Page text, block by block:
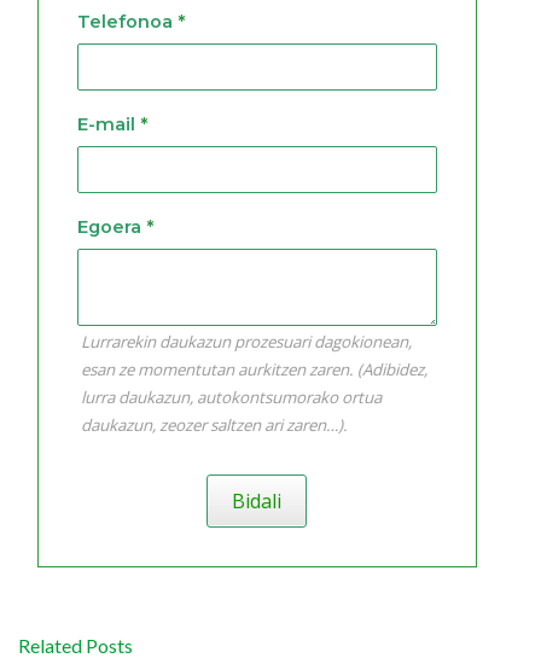
Telefonoa *
E-mail *
Egoera *
Lurrarekin daukazun prozesuari dagokionean,
esan ze momentutan aurkitzen zaren. (Adibidez,
lurra daukazun, autokontsumorako ortua
daukazun, zeozer saltzen ari zaren…).
Bidali
Related Posts